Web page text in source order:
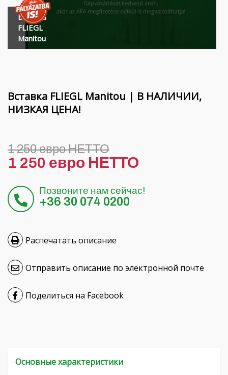
Рабочие инструменты Quivogne
Почвенная техника LETÁK-LEKO
Другие аксессуары
О нас
Свяжитесь с
English
Magyar
Deutsch
Hrvatski
Čeština
Nederlands
Українська
Вставка
FLIEGL
Manitou
Вставка FLIEGL Manitou | В НАЛИЧИИ,
НИЗКАЯ ЦЕНА!
1 250 евро НЕТТО
1 250 евро НЕТТО
Позвоните нам сейчас!
+36 30 074 0200
Распечатать описание
Отправить описание по электронной почте
Поделиться на Facebook
Основные характеристики